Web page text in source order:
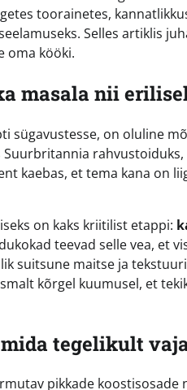
toorainetes,
Selles artiklis
oma kööki.
masala nii
sügavustesse, on oluline
kaebas, et tema kana on
on kaks kriitilist etappi:
teevad selle vea, et
suitsune maitse ja
kõrgel kuumusel, et
tegelikult
pikkade